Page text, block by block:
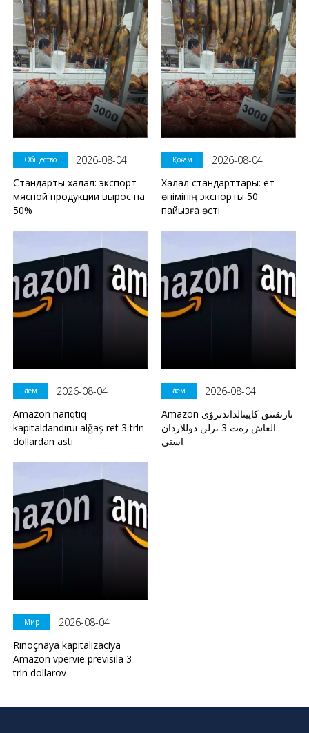
Общество
2026-08-04
Стандарты халал: экспорт
мясной продукции вырос на
50%
Қоғам
2026-08-04
Халал стандарттары: ет
өнімінің экспорты 50
пайызға өсті
Әлем
2026-08-04
Amazon narıqtıq
kapitaldandıruı alğaş ret 3 trln
dollardan astı
Әлем
2026-08-04
Amazon نارىقتىق كاپيتالداندىرۋى
العاش رەت 3 ترلن دوللاردان
استى
Мир
2026-08-04
Rınoçnaya kapitalizaciya
Amazon vpervıe prevısila 3
trln dollarov